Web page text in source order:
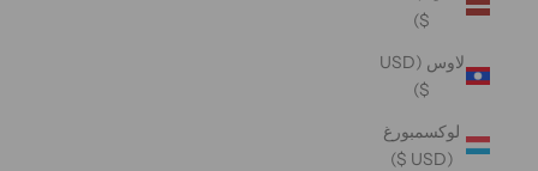
$)
لاوس (USD
$)
لوكسمبورغ
(USD $)